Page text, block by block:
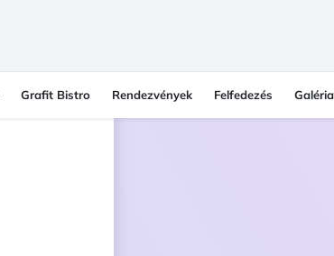
Grafit Bistro Rendezvények Felfedezés Galéria